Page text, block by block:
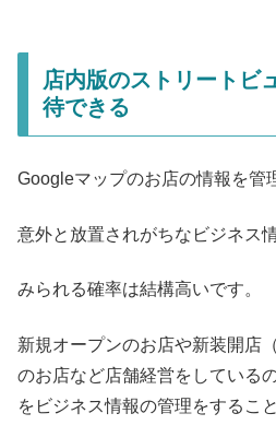
店内版のストリートビ
待できる
Googleマップのお店の情報を管
意外と放置されがちなビジネス
みられる確率は結構高いです。
新規オープンのお店や新装開店
のお店など店舗経営をしている
をビジネス情報の管理をするこ